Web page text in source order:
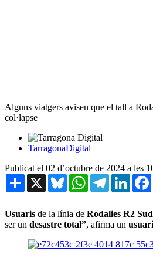
Alguns viatgers avisen que el tall a
col·lapse
TarragonaDigital
Publicat el 02 d’octubre de 2024 a les
Share X BlueskyWhatsAppTelegram
Usuaris de la línia de Rodalies R2
ser un desastre total”, afirma un usuari